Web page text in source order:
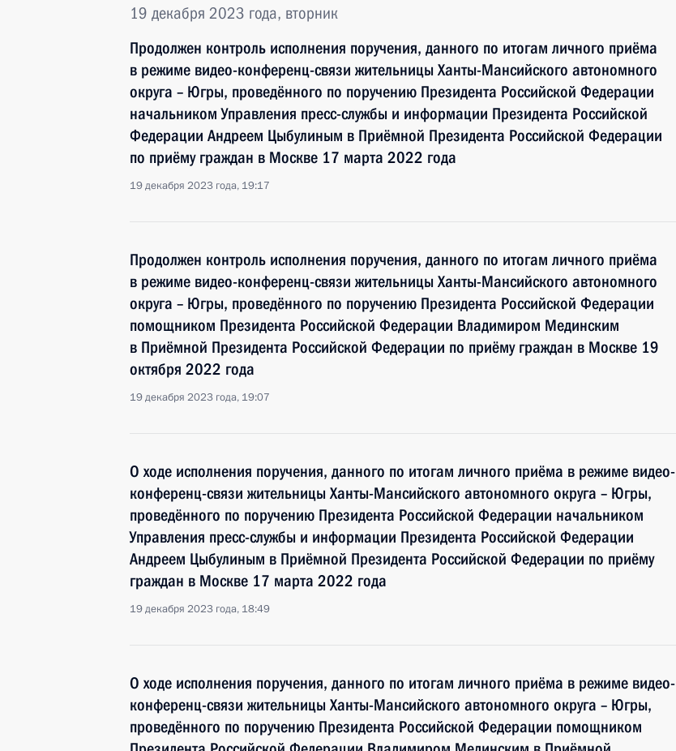
19 декабря 2023 года, вторник
Продолжен контроль исполнения поручения, данного по итогам личного приёма
в режиме видео-конференц-связи жительницы Ханты-Мансийского автономного
округа – Югры, проведённого по поручению Президента Российской Федерации
начальником Управления пресс-службы и информации Президента Российской
Федерации Андреем Цыбулиным в Приёмной Президента Российской Федерации
по приёму граждан в Москве 17 марта 2022 года
19 декабря 2023 года, 19:17
Продолжен контроль исполнения поручения, данного по итогам личного приёма
в режиме видео-конференц-связи жительницы Ханты-Мансийского автономного
округа – Югры, проведённого по поручению Президента Российской Федерации
помощником Президента Российской Федерации Владимиром Мединским
в Приёмной Президента Российской Федерации по приёму граждан в Москве 19
октября 2022 года
19 декабря 2023 года, 19:07
О ходе исполнения поручения, данного по итогам личного приёма в режиме видео-
конференц-связи жительницы Ханты-Мансийского автономного округа – Югры,
проведённого по поручению Президента Российской Федерации начальником
Управления пресс-службы и информации Президента Российской Федерации
Андреем Цыбулиным в Приёмной Президента Российской Федерации по приёму
граждан в Москве 17 марта 2022 года
19 декабря 2023 года, 18:49
О ходе исполнения поручения, данного по итогам личного приёма в режиме видео-
конференц-связи жительницы Ханты-Мансийского автономного округа – Югры,
проведённого по поручению Президента Российской Федерации помощником